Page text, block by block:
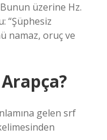
üzerine Hz.
“Şüphesiz
namaz, oruç ve
gelen srf